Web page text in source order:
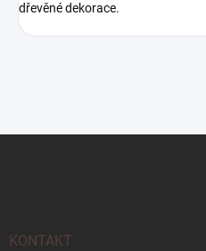
dřevěné dekorace.
KONTAKT